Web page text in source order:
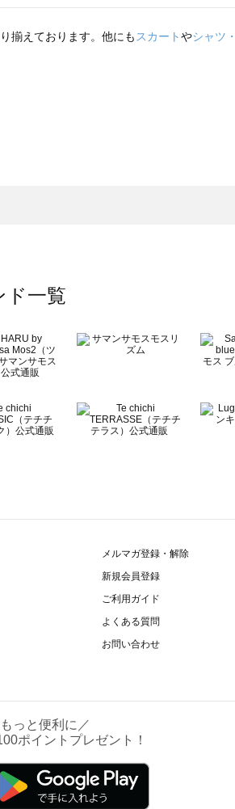
揃えております。他にも スカートやシャツ
ド一覧
メルマガ登録・解除
新規会員登録
ご利用ガイド
よくある質問
お問い合わせ
っと便利に／
ポイントプレゼント！